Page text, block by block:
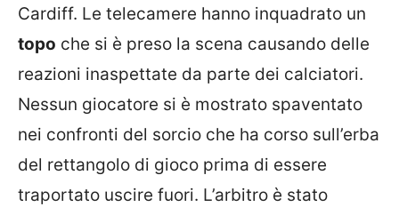
Cardiff. Le telecamere hanno inquadrato un
topo che si è preso la scena causando delle
reazioni inaspettate da parte dei calciatori.
Nessun giocatore si è mostrato spaventato
nei confronti del sorcio che ha corso sull’erba
del rettangolo di gioco prima di essere
traportato uscire fuori. L’arbitro è stato